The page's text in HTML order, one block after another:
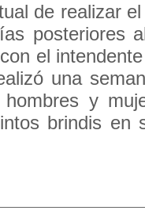
de realizar
posteriores
el
una
y
brindis en